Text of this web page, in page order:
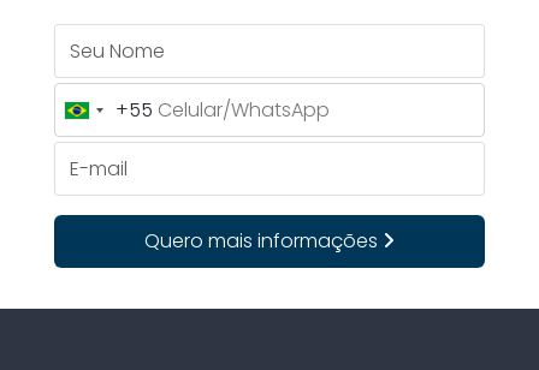
Brazil
+55
+55
Quero mais informações